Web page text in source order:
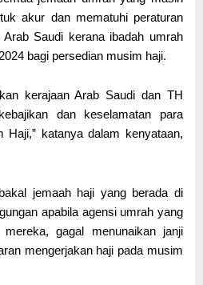
akur dan mematuhi peraturan
Saudi kerana ibadah umrah
bagi persedian musim haji.
kerajaan Arab Saudi dan TH
dan keselamatan para
Haji,” katanya dalam kenyataan,
jemaah haji yang berada di
apabila agensi umrah yang
mereka, gagal menunaikan janji
mengerjakan haji pada musim